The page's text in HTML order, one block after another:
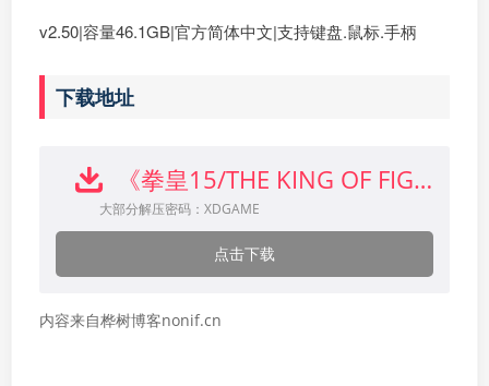
v2.50|容量46.1GB|官方简体中文|支持键盘.鼠标.手柄
下载地址
《拳皇15/THE KING OF FIGHTERS XV》下载
大部分解压密码：XDGAME
点击下载
内容来自桦树博客nonif.cn